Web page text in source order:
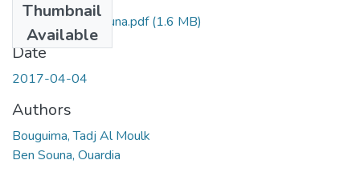
Thumbnail
Available
bouguima Ben souna.pdf(1.6 MB)
Date
2017-04-04
Authors
Bouguima, Tadj Al Moulk
Ben Souna, Ouardia